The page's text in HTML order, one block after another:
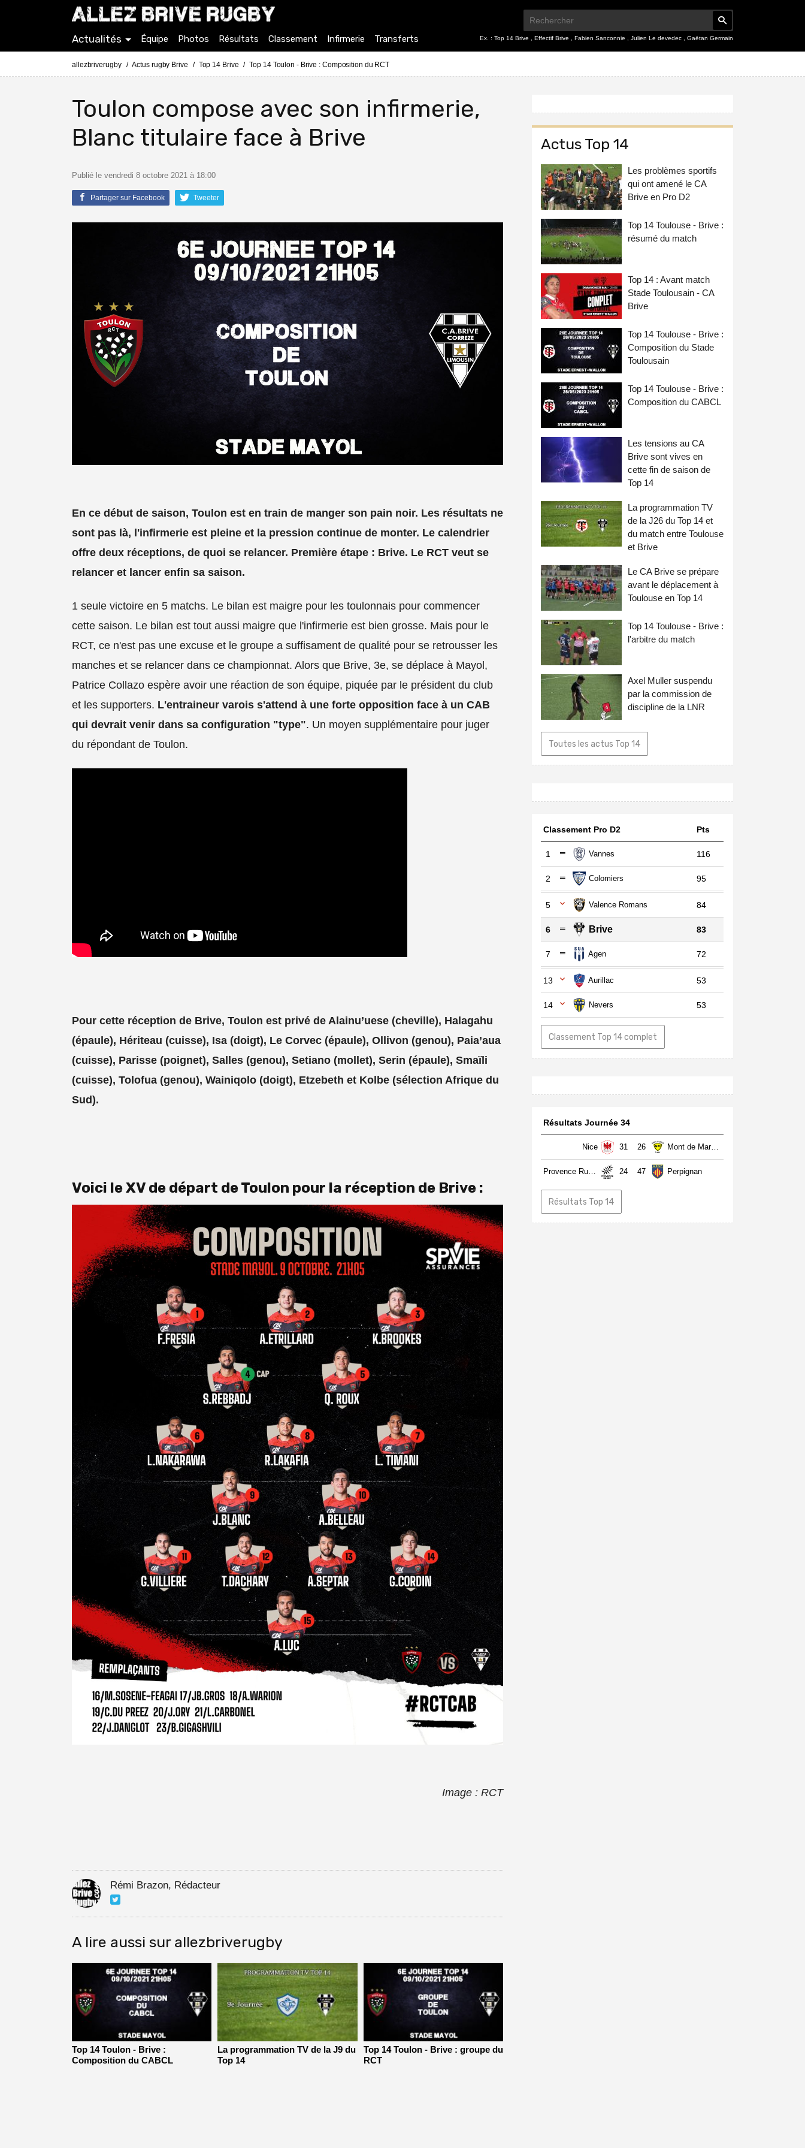
Ex. : Top 14 Brive Effectif Brive Fabien Sanconnie Julien Le devedec Gaëtan Germain
Actualités Équipe Photos Résultats Classement Infirmerie Transferts
allezbriverugby Actus rugby Brive Top 14 Brive Top 14 Toulon - Brive : Composition du RCT
Toulon compose avec son infirmerie,
Blanc titulaire face à Brive
Publié le vendredi 8 octobre 2021 à 18:00
Partager sur Facebook Tweeter
En ce début de saison, Toulon est en train de manger son pain noir. Les résultats ne
sont pas là, l'infirmerie est pleine et la pression continue de monter. Le calendrier
offre deux réceptions, de quoi se relancer. Première étape : Brive. Le RCT veut se
relancer et lancer enfin sa saison.
1 seule victoire en 5 matchs. Le bilan est maigre pour les toulonnais pour commencer
cette saison. Le bilan est tout aussi maigre que l'infirmerie est bien grosse. Mais pour le
RCT, ce n'est pas une excuse et le groupe a suffisament de qualité pour se retrousser les
manches et se relancer dans ce championnat. Alors que Brive, 3e, se déplace à Mayol,
Patrice Collazo espère avoir une réaction de son équipe, piquée par le président du club
et les supporters. L'entraineur varois s'attend à une forte opposition face à un CAB
qui devrait venir dans sa configuration "type". Un moyen supplémentaire pour juger
du répondant de Toulon.
Pour cette réception de Brive, Toulon est privé de Alainu’uese (cheville), Halagahu
(épaule), Hériteau (cuisse), Isa (doigt), Le Corvec (épaule), Ollivon (genou), Paia’aua
(cuisse), Parisse (poignet), Salles (genou), Setiano (mollet), Serin (épaule), Smaïli
(cuisse), Tolofua (genou), Wainiqolo (doigt), Etzebeth et Kolbe (sélection Afrique du
Sud).
Voici le XV de départ de Toulon pour la réception de Brive :
Image : RCT
Rémi Brazon, Rédacteur
A lire aussi sur allezbriverugby
Top 14 Toulon - Brive :
Composition du CABCL
La programmation TV de la J9 du
Top 14
Top 14 Toulon - Brive : groupe du
RCT
Actus Top 14
Les problèmes sportifs
qui ont amené le CA
Brive en Pro D2
Top 14 Toulouse - Brive :
résumé du match
Top 14 : Avant match
Stade Toulousain - CA
Brive
Top 14 Toulouse - Brive :
Composition du Stade
Toulousain
Top 14 Toulouse - Brive :
Composition du CABCL
Les tensions au CA
Brive sont vives en
cette fin de saison de
Top 14
La programmation TV
de la J26 du Top 14 et
du match entre Toulouse
et Brive
Le CA Brive se prépare
avant le déplacement à
Toulouse en Top 14
Top 14 Toulouse - Brive :
l'arbitre du match
Axel Muller suspendu
par la commission de
discipline de la LNR
Toutes les actus Top 14
Classement Pro D2 Pts
1 Vannes 116
2 Colomiers 95
5 Valence Romans 84
6 Brive 83
7 Agen 72
13 Aurillac 53
14 Nevers 53
Classement Top 14 complet
Résultats Journée 34
Nice 31 26 Mont de Marsan
24 47 Perpignan
Résultats Top 14